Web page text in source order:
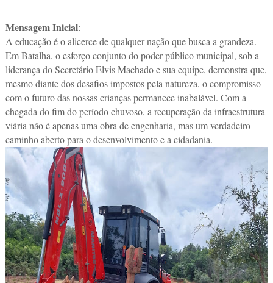
Mensagem Inicial:
A educação é o alicerce de qualquer nação que busca a grandeza.
Em Batalha, o esforço conjunto do poder público municipal, sob a
liderança do Secretário Elvis Machado e sua equipe, demonstra que,
mesmo diante dos desafios impostos pela natureza, o compromisso
com o futuro das nossas crianças permanece inabalável. Com a
chegada do fim do período chuvoso, a recuperação da infraestrutura
viária não é apenas uma obra de engenharia, mas um verdadeiro
caminho aberto para o desenvolvimento e a cidadania.